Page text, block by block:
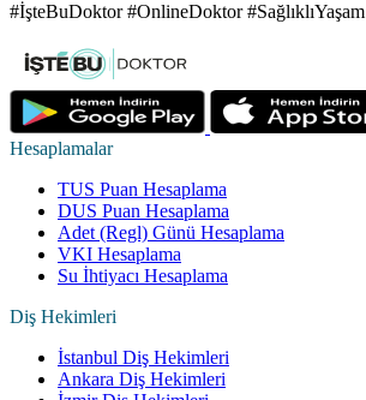
#İşteBuDoktor #OnlineDoktor #SağlıklıYaşam
Hesaplamalar
TUS Puan Hesaplama
DUS Puan Hesaplama
Adet (Regl) Günü Hesaplama
VKI Hesaplama
Su İhtiyacı Hesaplama
Diş Hekimleri
İstanbul Diş Hekimleri
Ankara Diş Hekimleri